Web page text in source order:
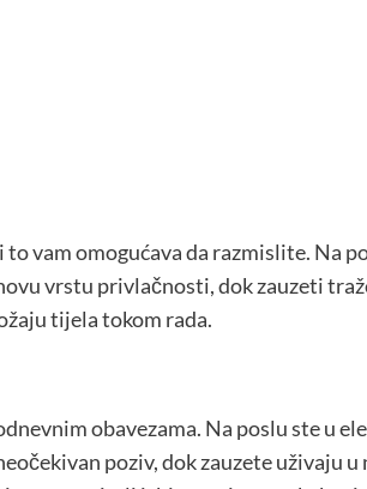
vam omogućava da razmislite. Na
vrstu privlačnosti, dok zauzeti
tijela tokom rada.
obavezama. Na poslu ste u
poziv, dok zauzete uživaju